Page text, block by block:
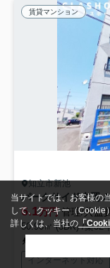
賃貸マンション
知立市新池
6.1万円管理/共益
50.90㎡ (3DK) /築32
名鉄三河線「三河
インターネット対応
当サイトでは、お客様の
して、クッキー（Cookie
詳しくは、当社の 「